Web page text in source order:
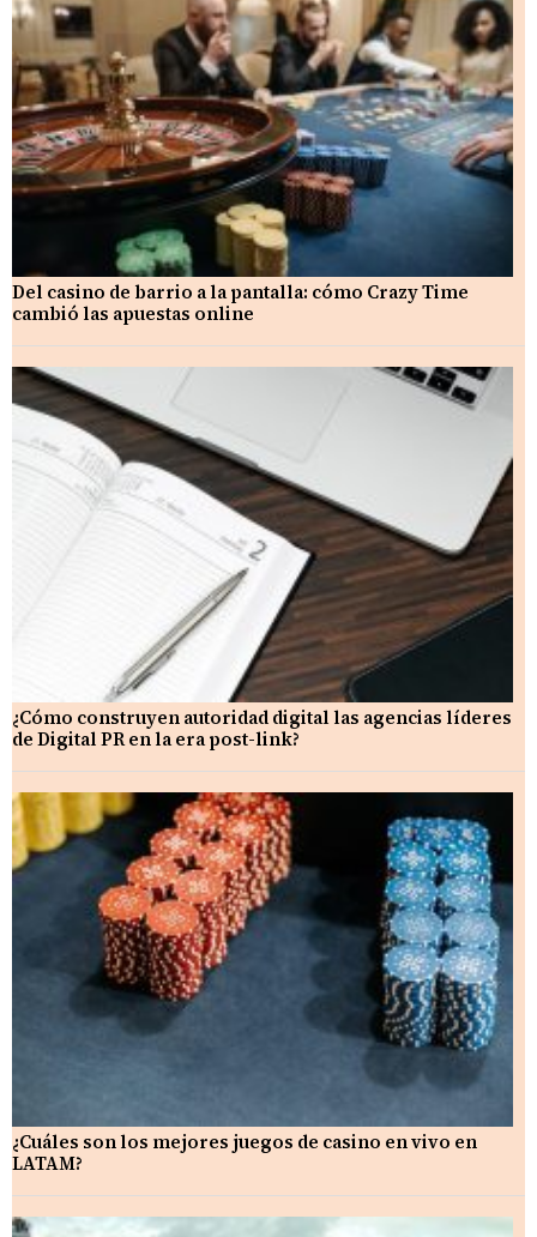
Del casino de barrio a la pantalla: cómo Crazy Time
cambió las apuestas online
¿Cómo construyen autoridad digital las agencias líderes
de Digital PR en la era post-link?
¿Cuáles son los mejores juegos de casino en vivo en
LATAM?